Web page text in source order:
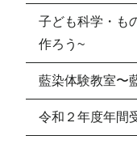
子ども科学・も
作ろう~
藍染体験教室〜
令和２年度年間